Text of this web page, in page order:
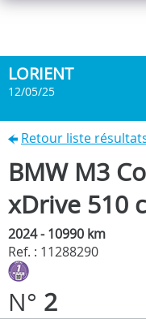
LORIENT
12/05/25
Retour liste
BMW M3
xDrive 510
2024 - 10990 km
Ref. : 11288290
N° 2